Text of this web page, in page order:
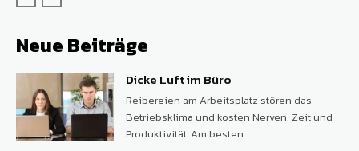
Neue Beiträge
Dicke Luft im Büro
Reibereien am Arbeitsplatz stören das
Betriebsklima und kosten Nerven, Zeit und
Produktivität. Am besten...